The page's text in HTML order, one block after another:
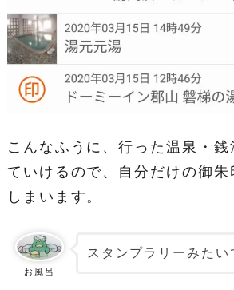
こんなふうに、行った温泉・銭
ていけるので、自分だけの御朱
しまいます。
お風呂
スタンプラリーみた